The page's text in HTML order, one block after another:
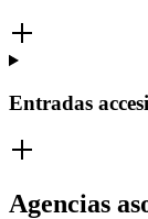
Entradas
Agencias